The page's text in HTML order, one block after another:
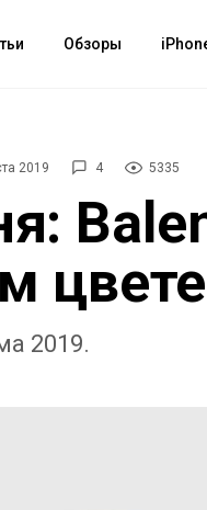
Обзоры
2019 4 5335
цвете
2019.